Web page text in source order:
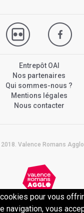
Entrepôt OAI
Nos partenaires
Qui sommes-nous ?
Mentions légales
Nous contacter
Valence Romans Agglo
Politique de confidentialité
pour vous
navigation, vous